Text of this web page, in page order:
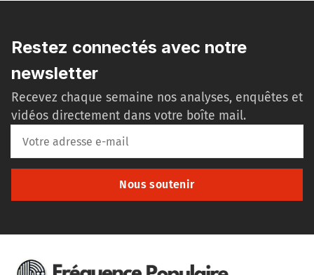
Restez connectés avec notre
newsletter
Recevez chaque semaine nos analyses, enquêtes et
vidéos directement dans votre boîte mail.
Nous soutenir